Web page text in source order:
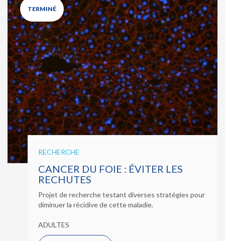
TERMINÉ
RECHERCHE
CANCER DU FOIE : ÉVITER LES
RECHUTES
Projet de recherche testant diverses stratégies pour
diminuer la récidive de cette maladie.
ADULTES